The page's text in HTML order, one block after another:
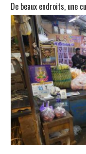
De beaux endroits, une